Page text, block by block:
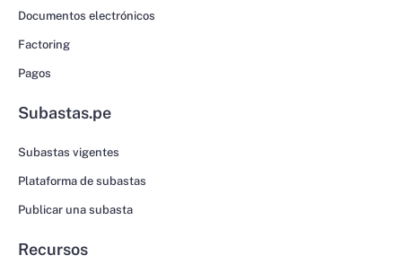
Documentos electrónicos
Factoring
Pagos
Subastas.pe
Subastas vigentes
Plataforma de subastas
Publicar una subasta
Recursos